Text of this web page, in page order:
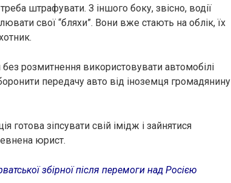
штрафувати. З іншого боку, звісно, водії
свої “бляхи”. Вони вже стають на облік, їх
розмитнення використовувати автомобілі
передачу авто від іноземця громадянину
готова зіпсувати свій імідж і зайнятися
юрист.
збірної після перемоги над Росією